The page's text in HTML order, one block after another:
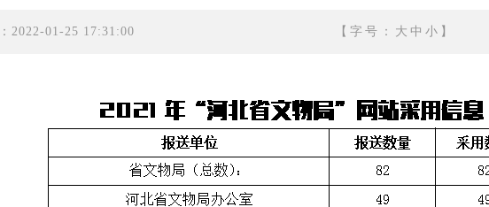
2022-01-25 17:31:00 【字号： 大 中 小 】